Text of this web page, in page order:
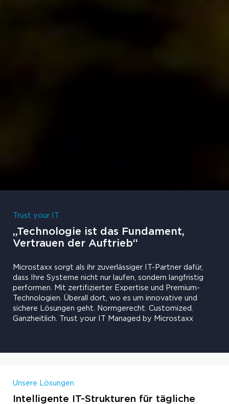
Trust your IT
„Technologie ist das Fundament,
Vertrauen der Auftrieb“
Microstaxx sorgt als ihr zuverlässiger IT-Partner dafür,
dass Ihre Systeme nicht nur laufen, sondern langfristig
performen. Mit zertifizierter Expertise und Premium-
Technologien. Überall dort, wo es um innovative und
sichere Lösungen geht. Normgerecht. Customized.
Ganzheitlich. Trust your IT Managed by Microstaxx
Unsere Lösungen
Intelligente IT-Strukturen für tägliche